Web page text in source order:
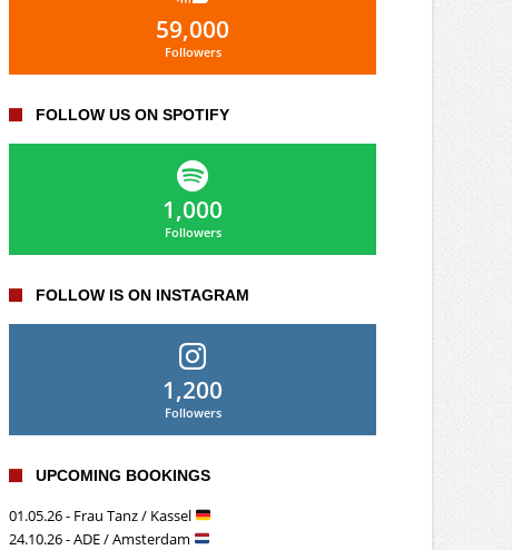
59,000
Followers
FOLLOW US ON SPOTIFY
1,000
Followers
FOLLOW IS ON INSTAGRAM
1,200
Followers
UPCOMING BOOKINGS
01.05.26 - Frau Tanz / Kassel
24.10.26 - ADE / Amsterdam